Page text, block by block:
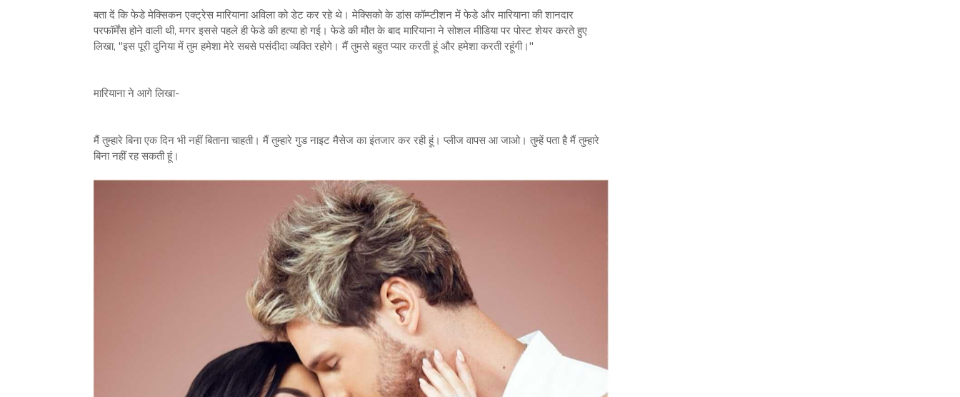
बता दें कि फेडे मेक्सिकन एक्ट्रेस मारियाना अविला को डेट कर रहे थे। मेक्सिको के डांस कॉम्प्टीशन में फेडे और मारियाना की शानदार
परफॉर्मेंस होने वाली थी, मगर इससे पहले ही फेडे की हत्या हो गई। फेडे की मौत के बाद मारियाना ने सोशल मीडिया पर पोस्ट शेयर करते हुए
लिखा, "इस पूरी दुनिया में तुम हमेशा मेरे सबसे पसंदीदा व्यक्ति रहोगे। मैं तुमसे बहुत प्यार करती हूं और हमेशा करती रहूंगी।"
मारियाना ने आगे लिखा-
मैं तुम्हारे बिना एक दिन भी नहीं बिताना चाहती। मैं तुम्हारे गुड नाइट मैसेज का इंतजार कर रही हूं। प्लीज वापस आ जाओ। तुम्हें पता है मैं तुम्हारे
बिना नहीं रह सकती हूं।